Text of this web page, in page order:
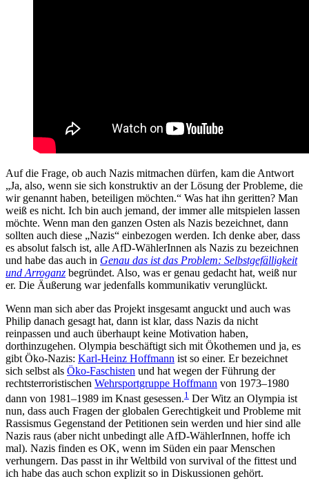
Auf die Frage, ob auch Nazis mitmachen dürfen, kam die Antwort
„Ja, also, wenn sie sich konstruktiv an der Lösung der Probleme, die
wir genannt haben, beteiligen möchten.“ Was hat ihn geritten? Man
weiß es nicht. Ich bin auch jemand, der immer alle mitspielen lassen
möchte. Wenn man den ganzen Osten als Nazis bezeichnet, dann
sollten auch diese „Nazis“ einbezogen werden. Ich denke aber, dass
es absolut falsch ist, alle AfD-WählerInnen als Nazis zu bezeichnen
und habe das auch in Genau das ist das Problem: Selbstgefälligkeit
und Arroganz begründet. Also, was er genau gedacht hat, weiß nur
er. Die Äußerung war jedenfalls kommunikativ verunglückt.
Wenn man sich aber das Projekt insgesamt anguckt und auch was
Philip danach gesagt hat, dann ist klar, dass Nazis da nicht
reinpassen und auch überhaupt keine Motivation haben,
dorthinzugehen. Olympia beschäftigt sich mit Ökothemen und ja, es
gibt Öko-Nazis: Karl-Heinz Hoffmann ist so einer. Er bezeichnet
sich selbst als Öko-Faschisten und hat wegen der Führung der
rechtsterroristischen Wehrsportgruppe Hoffmann von 1973–1980
dann von 1981–1989 im Knast gesessen.1 Der Witz an Olympia ist
nun, dass auch Fragen der globalen Gerechtigkeit und Probleme mit
Rassismus Gegenstand der Petitionen sein werden und hier sind alle
Nazis raus (aber nicht unbedingt alle AfD-WählerInnen, hoffe ich
mal). Nazis finden es OK, wenn im Süden ein paar Menschen
verhungern. Das passt in ihr Weltbild von survival of the fittest und
ich habe das auch schon explizit so in Diskussionen gehört.